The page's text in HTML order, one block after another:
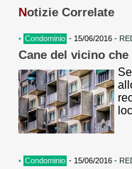
Notizie Correlate
• Condominio - 15/06/2016 -
Cane del vicino
• Condominio - 15/06/2016 -